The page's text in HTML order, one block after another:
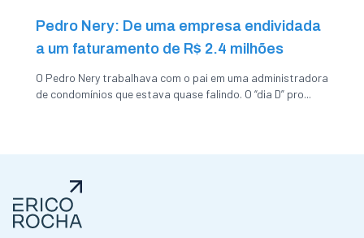
Pedro Nery: De uma empresa endividada
a um faturamento de R$ 2.4 milhões
O Pedro Nery trabalhava com o pai em uma administradora
de condomínios que estava quase falindo. O “dia D” pro...